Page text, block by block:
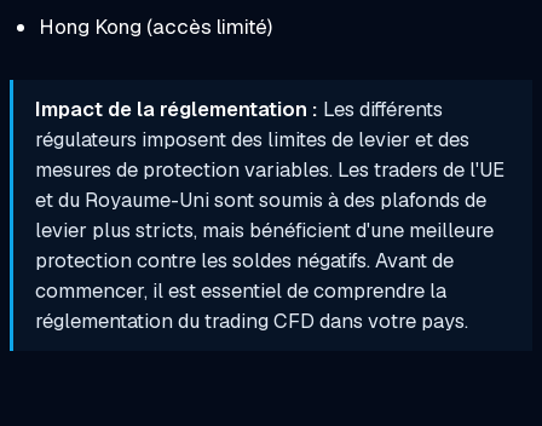
Hong Kong (accès limité)
Impact de la réglementation : Les différents
régulateurs imposent des limites de levier et des
mesures de protection variables. Les traders de l'UE
et du Royaume-Uni sont soumis à des plafonds de
levier plus stricts, mais bénéficient d'une meilleure
protection contre les soldes négatifs.Avant de
commencer, il est essentiel de comprendre la
réglementation du trading CFD dans votre pays.